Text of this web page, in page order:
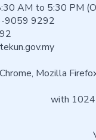
AM to 5:30 PM
9059 9292
Mozilla
with